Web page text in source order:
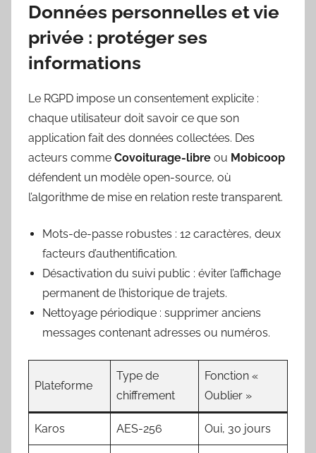
Données personnelles et vie
privée : protéger ses
informations
Le RGPD impose un consentement explicite :
chaque utilisateur doit savoir ce que son
application fait des données collectées. Des
acteurs comme Covoiturage-libre ou Mobicoop
défendent un modèle open-source, où
l’algorithme de mise en relation reste transparent.
Mots-de-passe robustes : 12 caractères, deux
facteurs d’authentification.
Désactivation du suivi public : éviter l’affichage
permanent de l’historique de trajets.
Nettoyage périodique : supprimer anciens
messages contenant adresses ou numéros.
Plateforme
Type de
chiffrement
Fonction «
Oublier »
Karos AES-256 Oui, 30 jours